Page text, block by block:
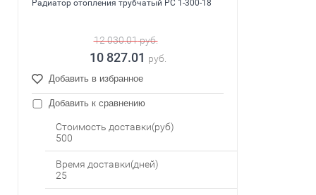
Радиатор отопления трубчатый PC 1-300-18
12 030.01руб.
10 827.01 руб.
Добавить в избранное
Добавить к сравнению
Стоимость доставки(руб)
500
Время доставки(дней)
25